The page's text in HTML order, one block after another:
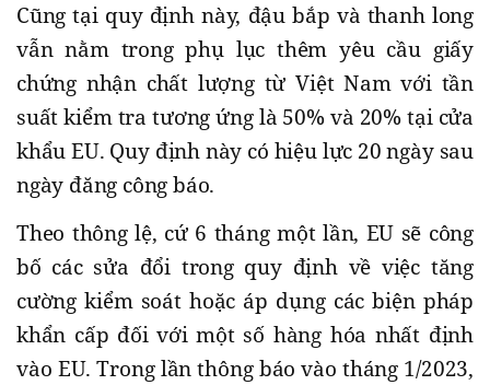
Cũng tại quy định này, đậu bắp và thanh long
vẫn nằm trong phụ lục thêm yêu cầu giấy
chứng nhận chất lượng từ Việt Nam với tần
suất kiểm tra tương ứng là 50% và 20% tại cửa
khẩu EU. Quy định này có hiệu lực 20 ngày sau
ngày đăng công báo.
Theo thông lệ, cứ 6 tháng một lần, EU sẽ công
bố các sửa đổi trong quy định về việc tăng
cường kiểm soát hoặc áp dụng các biện pháp
khẩn cấp đối với một số hàng hóa nhất định
vào EU. Trong lần thông báo vào tháng 1/2023,